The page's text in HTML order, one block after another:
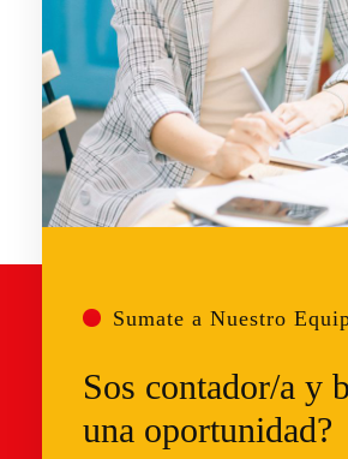
Sumate a Nuestro
Sos contador/a y
una oportunidad?